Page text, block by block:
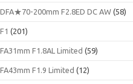
DFA★70-200mm F2.8ED DC AW (58)
F1 (201)
FA31mm F1.8AL Limited (59)
FA43mm F1.9 Limited (12)